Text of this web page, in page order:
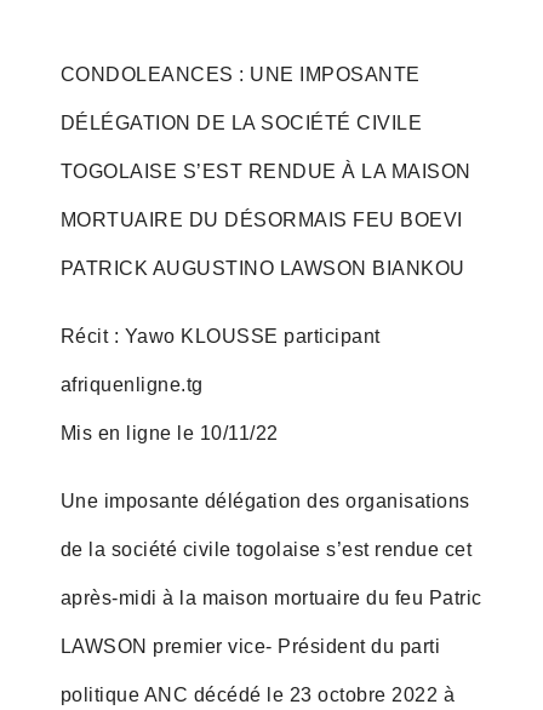
CONDOLEANCES : UNE IMPOSANTE
DÉLÉGATION DE LA SOCIÉTÉ CIVILE
TOGOLAISE S’EST RENDUE À LA MAISON
MORTUAIRE DU DÉSORMAIS FEU BOEVI
PATRICK AUGUSTINO LAWSON BIANKOU
Récit : Yawo KLOUSSE participant
afriquenligne.tg
Mis en ligne le 10/11/22
Une imposante délégation des organisations
de la société civile togolaise s’est rendue cet
après-midi à la maison mortuaire du feu Patric
LAWSON premier vice- Président du parti
politique ANC décédé le 23 octobre 2022 à